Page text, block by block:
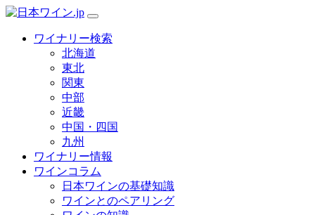
ワイナリー検索
北海道
東北
関東
中部
近畿
中国・四国
九州
ワイナリー情報
ワインコラム
日本ワインの基礎知識
ワインとのペアリング